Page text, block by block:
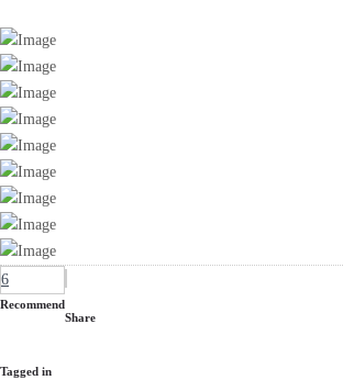
6
Recommend
Share
Tagged in